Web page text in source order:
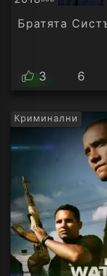
Субтитри
Братята
3 6
Криминални